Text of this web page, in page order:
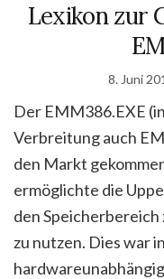
Lexikon zur
8. Juni
Der EMM386.EXE
Verbreitung auch
den Markt
ermöglichte die
den Speicherbereich
zu nutzen. Dies war